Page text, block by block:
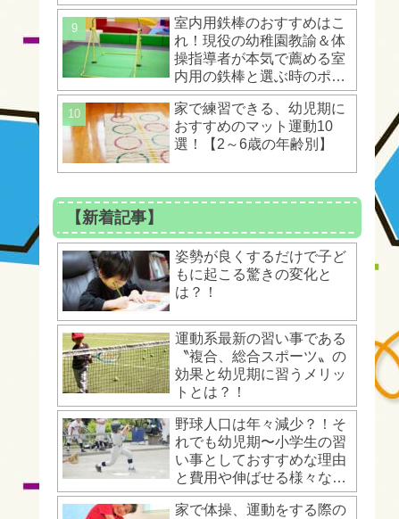
は？！
室内用鉄棒のおすすめはこ
れ！現役の幼稚園教諭＆体
操指導者が本気で薦める室
内用の鉄棒と選ぶ時のポイ
ントとは？！
家で練習できる、幼児期に
おすすめのマット運動10
選！【2～6歳の年齢別】
【新着記事】
姿勢が良くするだけで子ど
もに起こる驚きの変化と
は？！
運動系最新の習い事である
〝複合、総合スポーツ〟の
効果と幼児期に習うメリッ
トとは？！
野球人口は年々減少？！そ
れでも幼児期〜小学生の習
い事としておすすめな理由
と費用や伸ばせる様々な運
動能力とは？！
家で体操、運動をする際の